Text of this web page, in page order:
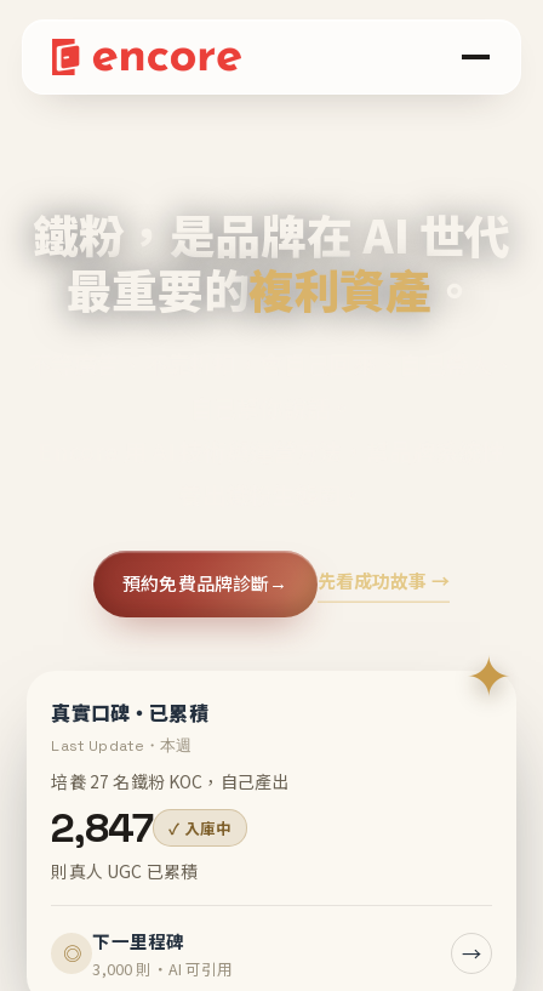
鐵粉，是品牌在 AI 世代
最重要的複利資產 。
預約免費品牌診斷→ 先看成功故事 →
✦
真實口碑・已累積
Last Update・本週
培養 27 名鐵粉 KOC，自己產出
2,847 ✓ 入庫中
則真人 UGC 已累積
◎ 下一里程碑
3,000 則・AI 可引用
→